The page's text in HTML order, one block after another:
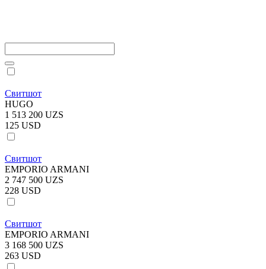
Свитшот
HUGO
1 513 200 UZS
125 USD
Свитшот
EMPORIO ARMANI
2 747 500 UZS
228 USD
Свитшот
EMPORIO ARMANI
3 168 500 UZS
263 USD